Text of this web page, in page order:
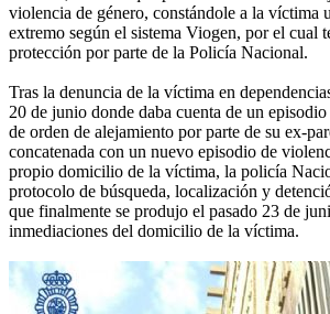
violencia de género, constándole a la víctima
extremo según el sistema Viogen, por el cual
protección por parte de la Policía Nacional.
Tras la denuncia de la víctima en
20 de junio donde daba cuenta de un
de orden de alejamiento por parte de su ex-
concatenada con un nuevo episodio de
propio domicilio de la víctima, la policía
protocolo de búsqueda, localización y
que finalmente se produjo el pasado 23 de
inmediaciones del domicilio de la víctima.